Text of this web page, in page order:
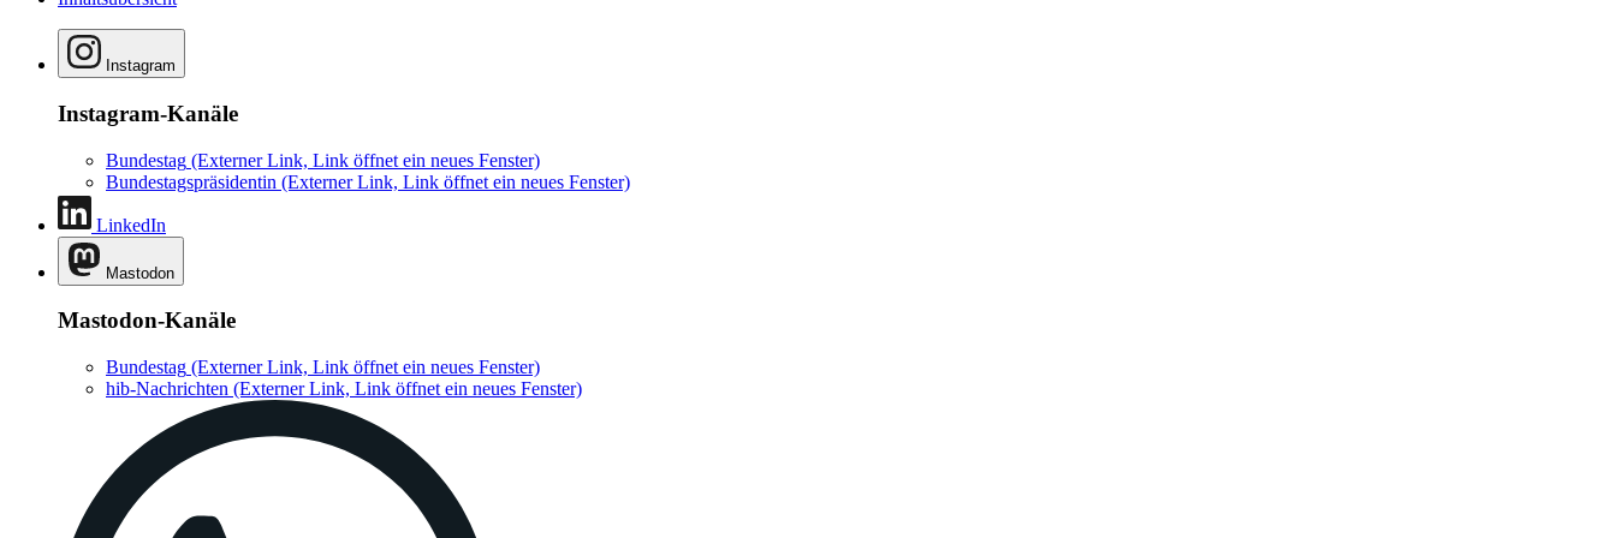
Instagram
Instagram-Kanäle
Bundestag (Externer Link, Link öffnet ein neues Fenster)
Bundestagspräsidentin (Externer Link, Link öffnet ein neues Fenster)
LinkedIn
Mastodon
Mastodon-Kanäle
Bundestag (Externer Link, Link öffnet ein neues Fenster)
hib-Nachrichten (Externer Link, Link öffnet ein neues Fenster)